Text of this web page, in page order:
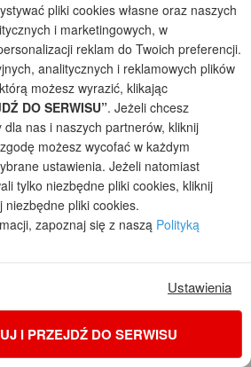
2
7,30
pliki cookies własne oraz naszych
i marketingowych, w
reklam do Twoich preferencji.
analitycznych i reklamowych plików
możesz wyrazić, klikając
DO SERWISU”. Jeżeli chcesz
nas i naszych partnerów, kliknij
możesz wycofać w każdym
ustawienia. Jeżeli natomiast
tylko niezbędne pliki cookies, kliknij
niezbędne pliki cookies.
zapoznaj się z naszą Polityką
Ustawienia
I PRZEJDŹ DO SERWISU